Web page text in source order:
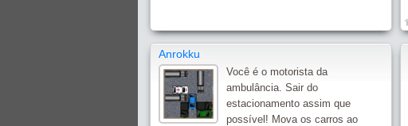
Anrokku
Você é o motorista da
ambulância. Sair do
estacionamento assim que
possível! Mova os carros ao